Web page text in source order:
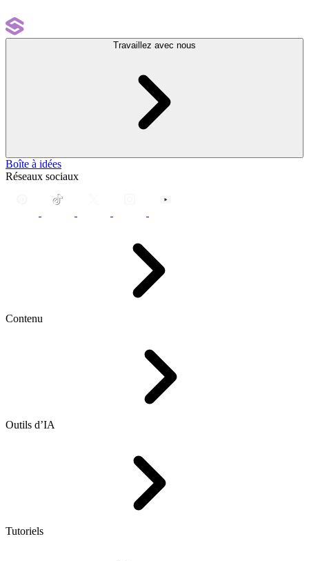
Travaillez avec nous
Boîte à idées
Réseaux sociaux
Contenu
Outils d’IA
Tutoriels